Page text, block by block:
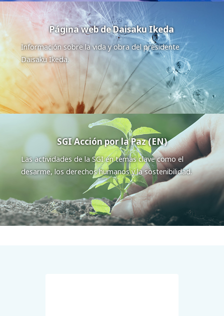
Página web de Daisaku Ikeda
Información sobre la vida y obra del presidente
Daisaku Ikeda.
SGI Acción por la Paz (EN)
Las actividades de la SGI en temas clave como el
desarme, los derechos humanos y la sostenibilidad.